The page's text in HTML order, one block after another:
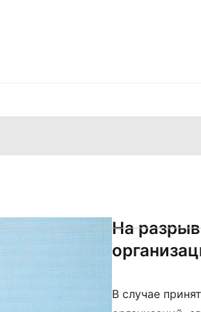
На
В случае